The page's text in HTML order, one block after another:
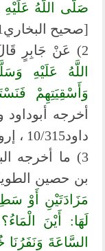
صَلَّى اللَّهُ
[صحيح البخاري9/81].
2) عَنْ جَابِرٍ قَالَ (
اللَّهُ عَلَيْهِ
وَأَسْقِيَتِهِمْ
أخرجه
داود10/315 ، إرواء الغليل 1/76].
3) ما أخرجه
بن حصين
مَزَادَتَيْنِ أَوْ
لَهَا: أَيْنَ
السَّاعَةَ وَنَفَرُنَا